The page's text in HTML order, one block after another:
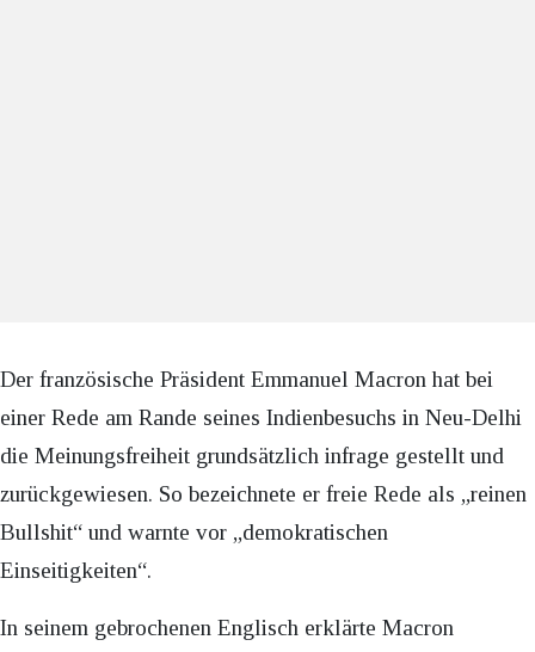
Der französische Präsident Emmanuel Macron hat bei
einer Rede am Rande seines Indienbesuchs in Neu-Delhi
die Meinungsfreiheit grundsätzlich infrage gestellt und
zurückgewiesen. So bezeichnete er freie Rede als „reinen
Bullshit“ und warnte vor „demokratischen
Einseitigkeiten“.
In seinem gebrochenen Englisch erklärte Macron